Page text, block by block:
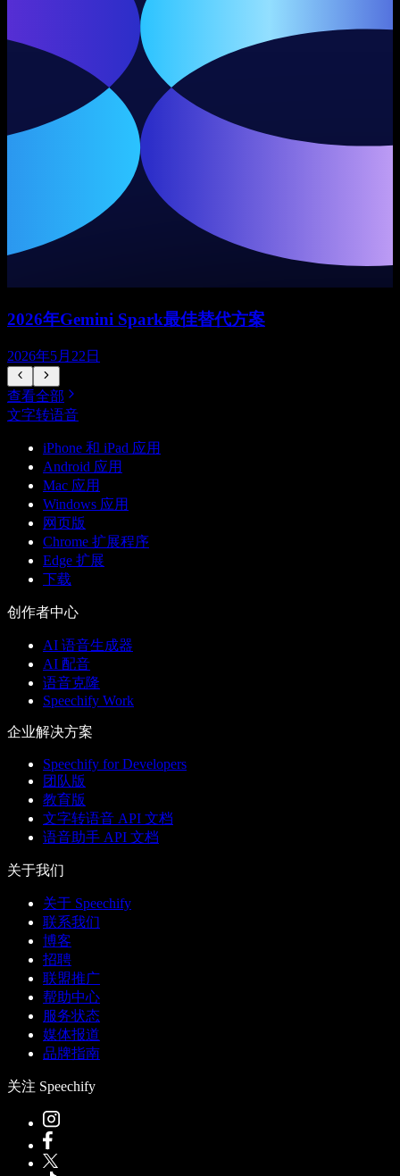
2026年Gemini Spark最佳替代方案
2026年5月22日
查看全部
文字转语音
iPhone 和 iPad 应用
Android 应用
Mac 应用
Windows 应用
网页版
Chrome 扩展程序
Edge 扩展
下载
创作者中心
AI 语音生成器
AI 配音
语音克隆
Speechify Work
企业解决方案
Speechify for Developers
团队版
教育版
文字转语音 API 文档
语音助手 API 文档
关于我们
关于 Speechify
联系我们
博客
招聘
联盟推广
帮助中心
服务状态
媒体报道
品牌指南
关注 Speechify